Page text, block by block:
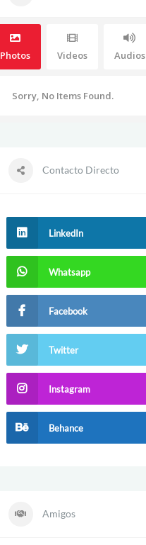
Photos Videos Audios
Sorry, No Items Found.
Contacto Directo
LinkedIn
Whatsapp
Facebook
Twitter
Instagram
Behance
Amigos